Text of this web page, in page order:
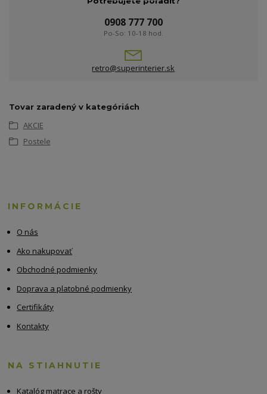
0908 777 700
Po-So: 10-18 hod.
retro@superinterier.sk
Tovar zaradený v kategóriách
AKCIE
Postele
INFORMÁCIE
O nás
Ako nakupovať
Obchodné podmienky
Doprava a platobné podmienky
Certifikáty
Kontakty
NA STIAHNUTIE
Katalóg matrace a rošty